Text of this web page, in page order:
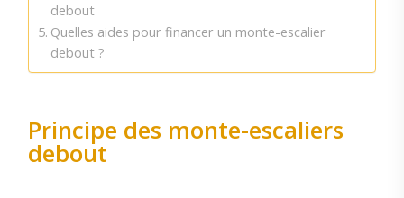
debout
Quelles aides pour financer un monte-escalier
debout ?
Principe des monte-escaliers
debout